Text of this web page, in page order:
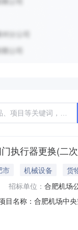
执行器更换(二
市 机械设备
货
招标单位： 合肥机场
目名称：合肥机场中
：13685597678最终